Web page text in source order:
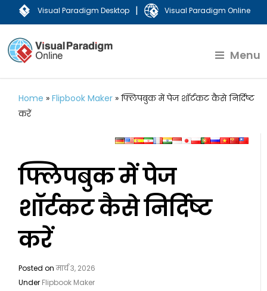
Visual Paradigm Desktop | Visual Paradigm Online
Menu
Home »Flipbook Maker »फ्लिपबुक में पेज शॉर्टकट कैसे निर्दिष्ट
करें
फ्लिपबुक में पेज
शॉर्टकट कैसे निर्दिष्ट
करें
Posted onमार्च 3, 2026
Under Flipbook Maker